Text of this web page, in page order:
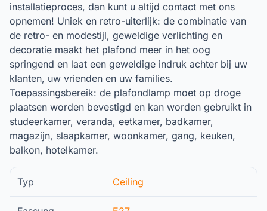
installatieproces, dan kunt u altijd contact met ons
opnemen! Uniek en retro-uiterlijk: de combinatie van
de retro- en modestijl, geweldige verlichting en
decoratie maakt het plafond meer in het oog
springend en laat een geweldige indruk achter bij uw
klanten, uw vrienden en uw families.
Toepassingsbereik: de plafondlamp moet op droge
plaatsen worden bevestigd en kan worden gebruikt in
studeerkamer, veranda, eetkamer, badkamer,
magazijn, slaapkamer, woonkamer, gang, keuken,
balkon, hotelkamer.
Typ Ceiling